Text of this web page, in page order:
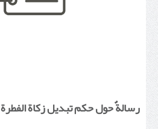
رسالةٌ حول حكم تبديل زكاة الفطرة